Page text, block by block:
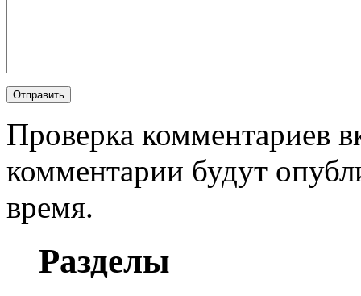
Проверка комментариев
комментарии будут
время.
Разделы